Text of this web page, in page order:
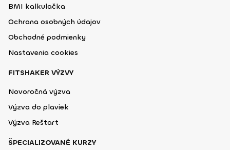
BMI kalkulačka
Ochrana osobných údajov
Obchodné podmienky
Nastavenia cookies
FITSHAKER VÝZVY
Novoročná výzva
Výzva do plaviek
Výzva Reštart
ŠPECIALIZOVANÉ KURZY